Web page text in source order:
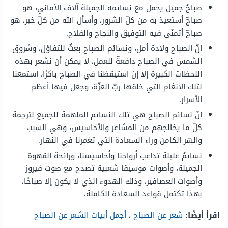
صباحٌ جميل يحمل مع نسائمه الجميلة آلاف الأماني، هو
صباحٌ أستعيذ به من كلّ الشرور، وأسأل الله من كلّ خير، هو
صباحٌ أتمنّى فيه التوفيق والنجاح والفلاح.
إنّ الصباح ولادة أمل، ونسائم الصباح بعثٌ للتفاؤل، وشروق
الشمس في الصباح دافعةٌ للعمل، لا يمكن أن نشعر بهذه
اللحظات الكبيرة إلا إن استيقظنا في الصباح باكرًا، استمعنا
لتلك الأنغام التي خلقها ربّ العزّة، وجعل فيها أعظم
الأسرار.
إنّ نسائم الصباح هي تلك النسائم الملهمة للجميع لترجمة
كلّ ما يخالجهم من المشاعر والأحاسيس، وهي السبب
والسّر الكامن وراء السعادة التي تغمرنا في النهار.
نسائمٌ عليلة تداعب أرواحنا وأحاسيسنا، ورائحة القهوة
الجميلة، وأصوات موسيقا شعبية تصدح مع صوت فيروز
وأصوات العصافير، وذلك الهدوء الذي لا يكون إلا صباحًا،
بهذا تكتمل قواعد السعادة الكاملة.
اقرأ أيضًا: شعر عن الصباح ، أجمل أبيات الشعر عن الصباح